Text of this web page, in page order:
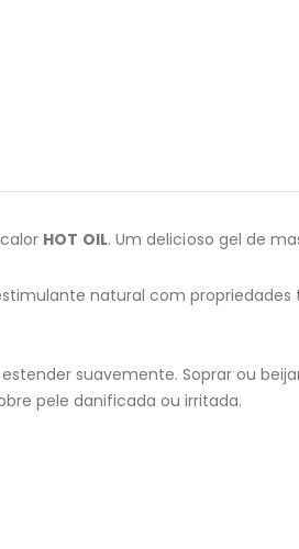
HOT OIL. Um delicioso gel de
natural com
suavemente. Soprar ou
pele danificada ou irritada.